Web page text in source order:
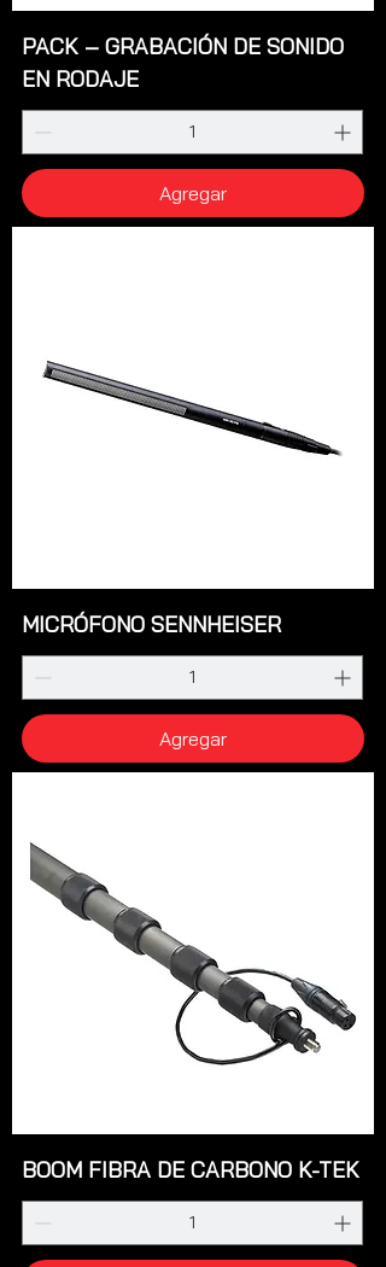
PACK – GRABACIÓN DE SONIDO
EN RODAJE
Agregar
MICRÓFONO SENNHEISER
Agregar
BOOM FIBRA DE CARBONO K-TEK